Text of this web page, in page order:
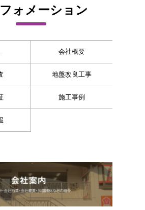
ォメーション
会社概要
地盤改良工事
施工事例